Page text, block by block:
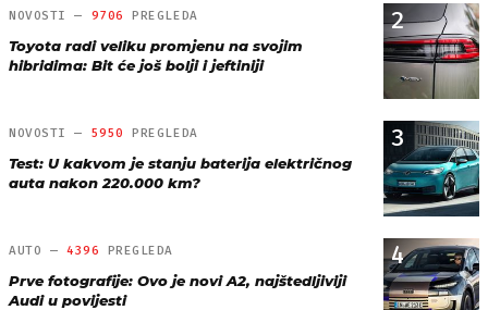
2
NOVOSTI — 9706 PREGLEDA
Toyota radi veliku promjenu na svojim
hibridima: Bit će još bolji i jeftiniji
3
NOVOSTI — 5950 PREGLEDA
Test: U kakvom je stanju baterija električnog
auta nakon 220.000 km?
4
AUTO — 4396 PREGLEDA
Prve fotografije: Ovo je novi A2, najštedljiviji
Audi u povijesti